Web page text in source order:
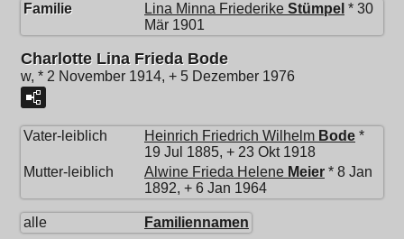
Familie Lina Minna Friederike Stümpel * 30
Mär 1901
Charlotte Lina Frieda Bode
w, * 2 November 1914, + 5 Dezember 1976
Vater-leiblich Heinrich Friedrich Wilhelm Bode *
19 Jul 1885, + 23 Okt 1918
Mutter-leiblich
Alwine Frieda Helene Meier * 8 Jan
1892, + 6 Jan 1964
alle Familiennamen